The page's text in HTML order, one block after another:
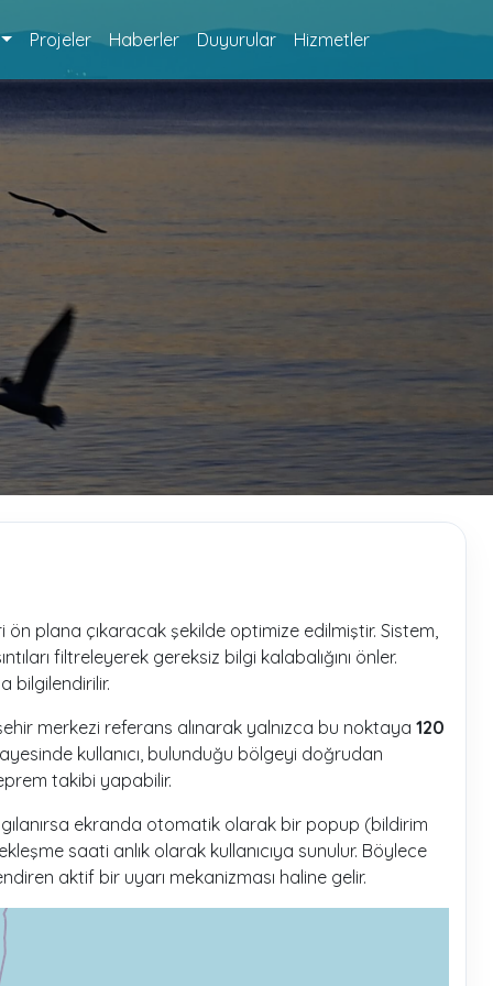
Projeler Haberler Duyurular Hizmetler
ön plana çıkaracak şekilde optimize edilmiştir. Sistem,
filtreleyerek gereksiz bilgi kalabalığını önler.
bilgilendirilir.
merkezi referans alınarak yalnızca bu noktaya 120
kullanıcı, bulunduğu bölgeyi doğrudan
takibi yapabilir.
ekranda otomatik olarak bir popup (bildirim
saati anlık olarak kullanıcıya sunulur. Böylece
aktif bir uyarı mekanizması haline gelir.